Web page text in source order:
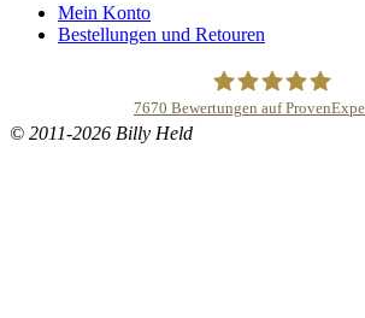
Mein Konto
Bestellungen und Retouren
7670 Bewertungen auf
© 2011-2026 Billy Held